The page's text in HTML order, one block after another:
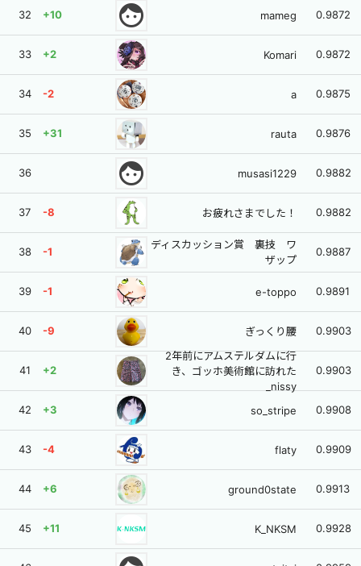
32 +10 face mameg 0.9872
33 +2 Komari 0.9872
34 -2 a 0.9875
35 +31 rauta 0.9876
36 face musasi1229 0.9882
37 -8 お疲れさまでした！ 0.9882
38 -1
ディスカッション賞 裏技 ワ
ザップ
0.9887
39 -1 e-toppo 0.9891
40 -9 ぎっくり腰 0.9903
41 +2
2年前にアムステルダムに行
き、ゴッホ美術館に訪れた
_nissy
0.9903
42 +3 so_stripe 0.9908
43 -4 flaty 0.9909
44 +6 ground0state 0.9913
45 +11 K_NKSM 0.9928